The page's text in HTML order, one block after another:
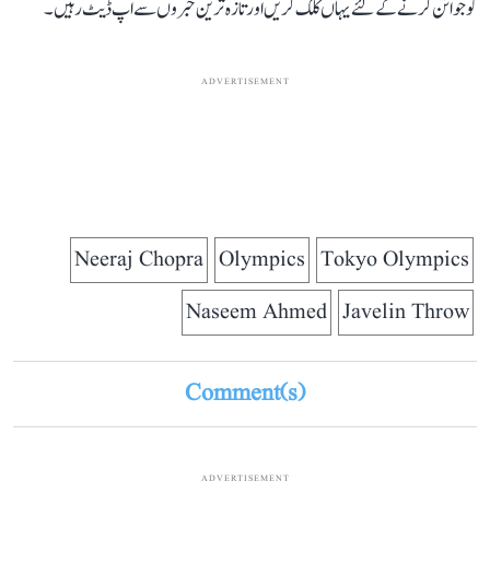
کو جوائن کرنے کے لئے یہاں کلک کریں اور تازہ ترین خبروں سے اپ ڈیٹ رہیں۔
ADVERTISEMENT
Tokyo Olympics
Olympics
Neeraj Chopra
Javelin Throw
Naseem Ahmed
Comment(s)
ADVERTISEMENT